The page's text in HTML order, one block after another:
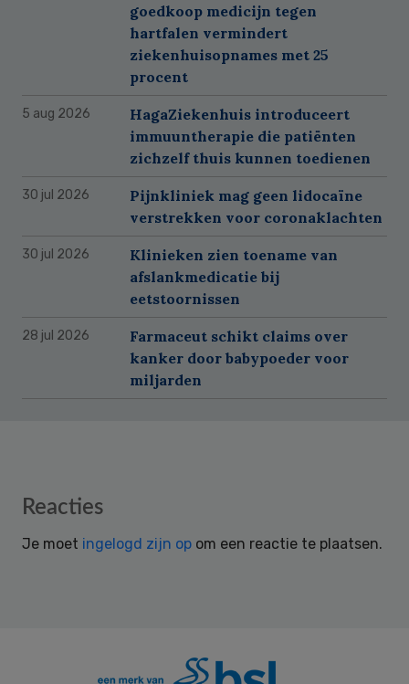
goedkoop medicijn tegen
hartfalen vermindert
ziekenhuisopnames met 25
procent
5 aug 2026
HagaZiekenhuis introduceert
immuuntherapie die patiënten
zichzelf thuis kunnen toedienen
30 jul 2026
Pijnkliniek mag geen lidocaïne
verstrekken voor coronaklachten
30 jul 2026
Klinieken zien toename van
afslankmedicatie bij
eetstoornissen
28 jul 2026
Farmaceut schikt claims over
kanker door babypoeder voor
miljarden
Reader
Reacties
Je moet ingelogd zijn op om een reactie te plaatsen.